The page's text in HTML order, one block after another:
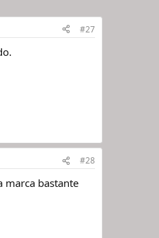
#27
#28
marca bastante